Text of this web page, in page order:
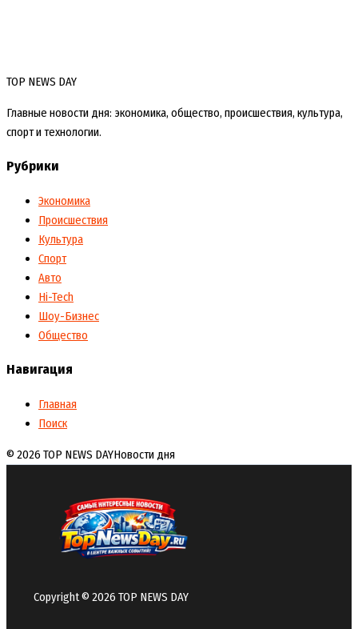
TOP NEWS DAY
Главные новости дня: экономика, общество, происшествия, культура,
спорт и технологии.
Рубрики
Экономика
Происшествия
Культура
Спорт
Авто
Hi-Tech
Шоу-Бизнес
Общество
Навигация
Главная
Поиск
© 2026 TOP NEWS DAYНовости дня
Copyright © 2026 TOP NEWS DAY